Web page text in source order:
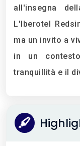
all'insegna
L'Iberotel
ma un invito a
in un
tranquillità e il